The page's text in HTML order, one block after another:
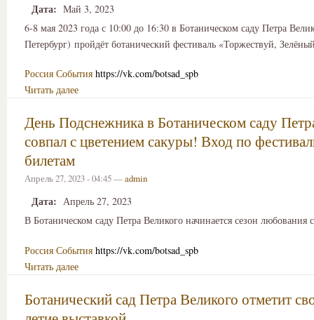
Дата: Май 3, 2023
6-8 мая 2023 года с 10:00 до 16:30 в Ботаническом саду Петра
Петербург) пройдёт ботанический фестиваль «Торжествуй,
Россия События https://vk.com/botsad_spb
Читать далее
День Подснежника в Ботаническом саду
совпал с цветением сакуры! Вход по
билетам
Апрель 27, 2023 - 04:45 —admin
Дата: Апрель 27, 2023
В Ботаническом саду Петра Великого начинается сезон любования
Россия События https://vk.com/botsad_spb
Читать далее
Ботанический сад Петра Великого отметит